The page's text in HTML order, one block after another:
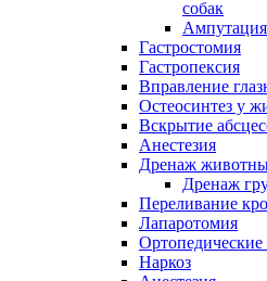
собак
Гастростомия
Гастропексия
Вправление
Остеосинтез у
Вскрытие
Анестезия
Дренаж
Дренаж
Переливание
Лапаротомия
Ортопедические
Наркоз